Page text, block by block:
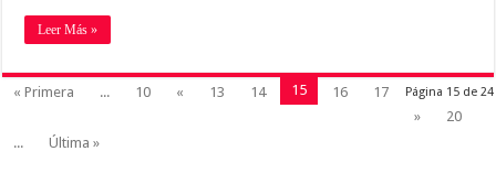
Leer Más »
Página 15 de 24
« Primera ... 10 « 13 14 15 16
17
»
20
...
Última »